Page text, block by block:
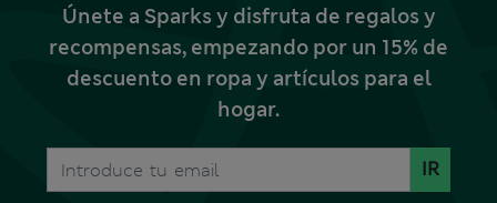
Únete a Sparks y disfruta de regalos y
recompensas, empezando por un 15% de
descuento en ropa y artículos para el
hogar.
IR